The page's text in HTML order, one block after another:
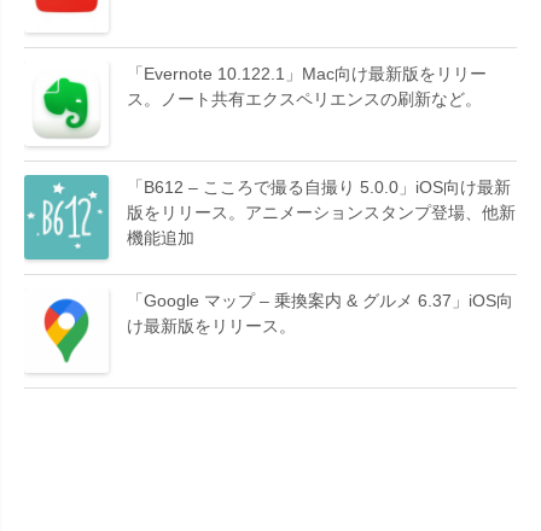
「Evernote 10.122.1」Mac向け最新版をリリー
ス。ノート共有エクスペリエンスの刷新など。
「B612 – こころで撮る自撮り 5.0.0」iOS向け最新
版をリリース。アニメーションスタンプ登場、他新
機能追加
「Google マップ – 乗換案内 & グルメ 6.37」iOS向
け最新版をリリース。